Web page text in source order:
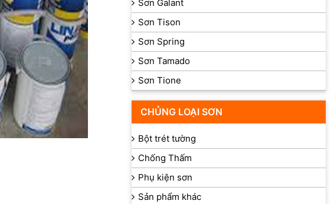
Sơn Galant
Sơn Tison
Sơn Spring
Sơn Tamado
Sơn Tione
CHỦNG LOẠI SƠN
Bột trét tường
Chống Thấm
Phụ kiện sơn
Sản phẩm khác